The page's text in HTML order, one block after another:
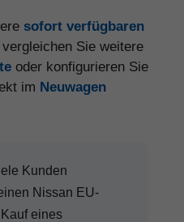
sofort verfügbaren
vergleichen Sie weitere
oder konfigurieren Sie
im Neuwagen
Kunden
Nissan EU-
eines